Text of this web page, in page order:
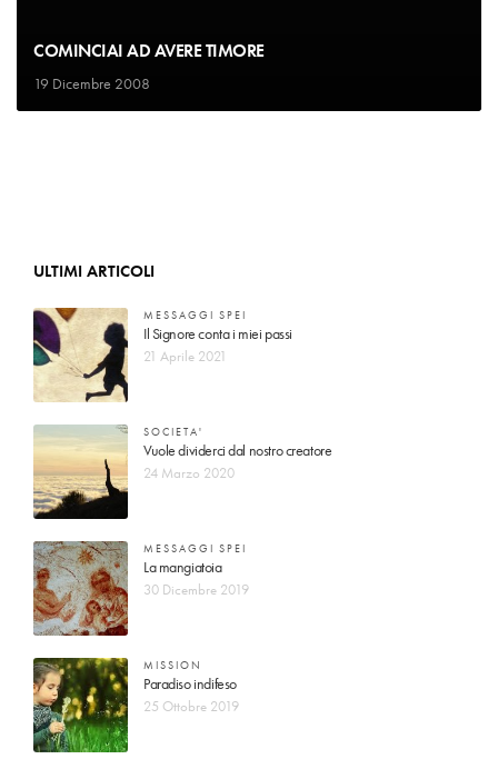
COMINCIAI AD AVERE TIMORE
19 Dicembre 2008
ULTIMI ARTICOLI
MESSAGGI SPEI
Il Signore conta i miei passi
21 Aprile 2021
SOCIETA'
Vuole dividerci dal nostro creatore
24 Marzo 2020
MESSAGGI SPEI
La mangiatoia
30 Dicembre 2019
MISSION
Paradiso indifeso
25 Ottobre 2019